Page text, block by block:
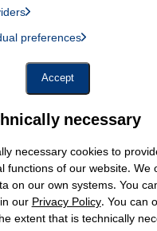
عربي
necessary
necessary cookies to
functions of our website. We
on our own systems. You
ourPrivacy Policy. You can
extent that is technically
Twitter Embed, Youtube
Embed / Facebook
Google Maps
preferences
Accept